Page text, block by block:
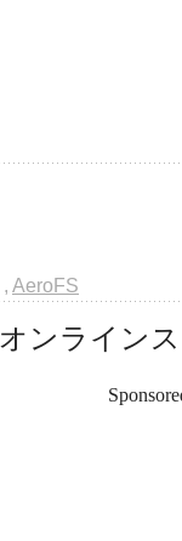
, AeroFS
ンライン